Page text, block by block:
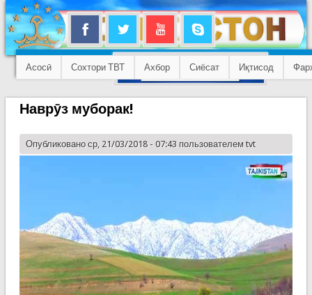
Асосӣ Сохтори ТВТ Ахбор Сиёсат Иқтисод
Наврӯз муборак!
Опубликовано ср, 21/03/2018 - 07:43 пользователем tvt